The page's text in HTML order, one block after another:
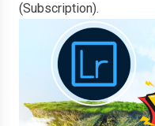
(Subscription).